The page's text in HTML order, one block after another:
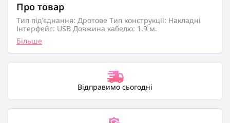
Про товар
Тип під’єднання: Дротове Тип конструкції: Накладні
Інтерфейс: USB Довжина кабелю: 1.9 м.
Більше
Відправимо сьогодні